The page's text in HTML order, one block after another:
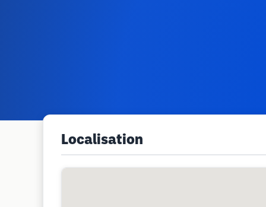
Localisation